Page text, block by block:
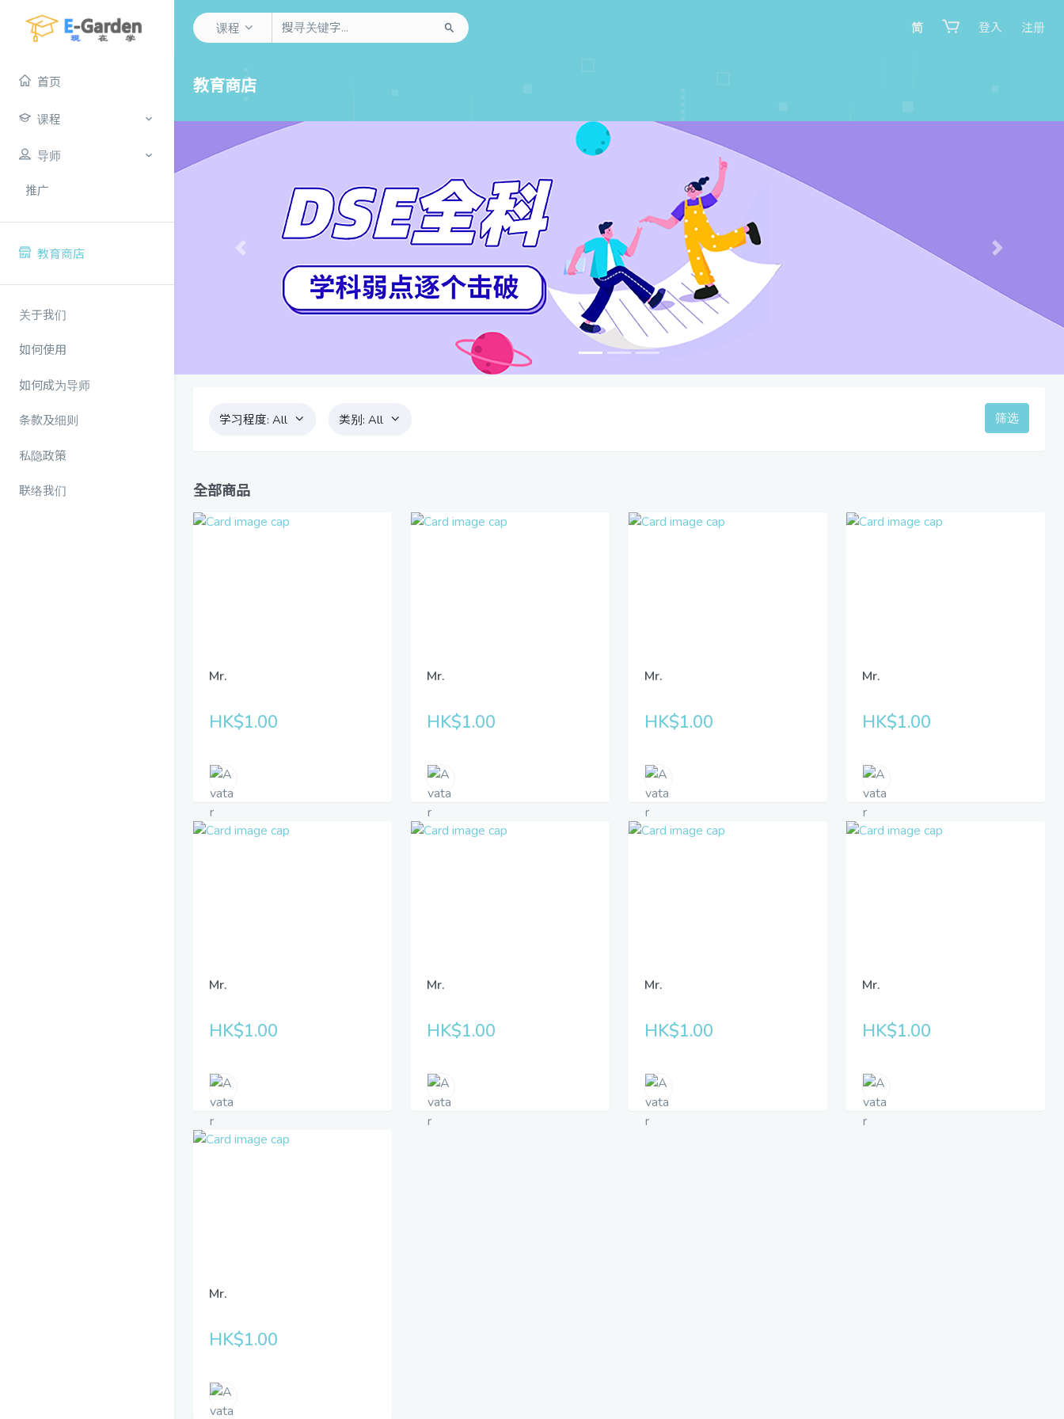
课程 简 登入 注册
首页
课程
导师
推广
教育商店
关于我们
如何使用
如何成为导师
条款及细则
私隐政策
联络我们
教育商店
Previous Next
学习程度: All 类别: All 筛选
全部商品
Mr.
HK$1.00
Mr.
HK$1.00
Mr.
HK$1.00
Mr.
HK$1.00
Mr.
HK$1.00
Mr.
HK$1.00
Mr.
HK$1.00
Mr.
HK$1.00
Mr.
HK$1.00